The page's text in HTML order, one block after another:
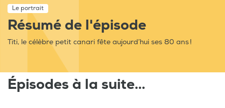
Le portrait
Résumé de l'épisode
Titi, le célèbre petit canari fête aujourd’hui ses 80 ans !
Épisodes à la suite...